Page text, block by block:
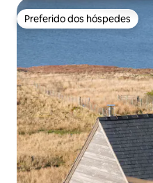
Preferido dos hóspedes
Preferido dos hóspedes